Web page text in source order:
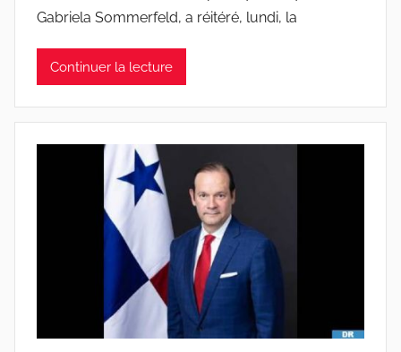
Gabriela Sommerfeld, a réitéré, lundi, la
Continuer la lecture